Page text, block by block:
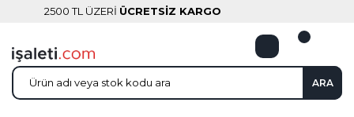
2500 TL ÜZERİ ÜCRETSİZ KARGO
ARA